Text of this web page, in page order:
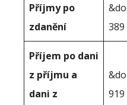
Příjmy po
zdanění
389
Příjem po dani
z příjmu a
dani z
919